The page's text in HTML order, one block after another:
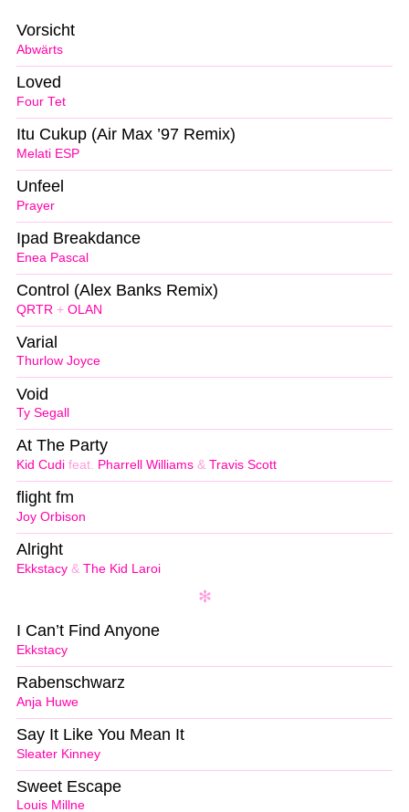
Abwärts
Vorsicht
Four Tet
Loved
Melati ESP
Itu Cukup (Air Max ’97 Remix)
Prayer
Unfeel
Enea Pascal
Ipad Breakdance
QRTR + OLAN
Control (Alex Banks Remix)
Thurlow Joyce
Varial
Ty Segall
Void
Kid Cudi feat. Pharrell Williams & Travis Scott
At The Party
Joy Orbison
flight fm
Ekkstacy & The Kid Laroi
Alright
Ekkstacy
I Can’t Find Anyone
Anja Huwe
Rabenschwarz
Sleater Kinney
Say It Like You Mean It
Louis Millne
Sweet Escape